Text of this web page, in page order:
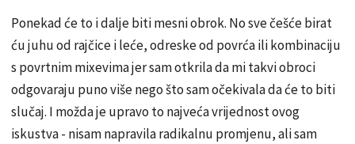
Ponekad će to i dalje biti mesni obrok. No sve češće birat
ću juhu od rajčice i leće, odreske od povrća ili kombinaciju
s povrtnim mixevima jer sam otkrila da mi takvi obroci
odgovaraju puno više nego što sam očekivala da će to biti
slučaj. I možda je upravo to najveća vrijednost ovog
iskustva - nisam napravila radikalnu promjenu, ali sam